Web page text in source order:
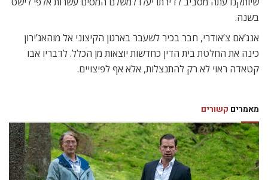
בשנה.
אנג’אם צ’אודרי, חבר בכיר לשעבר בארגון הקיצוני אל מוהאג’ירון
כינה את החלטת בית הדין כחדשות יוצאות מן הכלל. לדבריו אבו
קטאדה ראוי לא רק להתנצלות, אלא אף לפיצויים.
מאמרים קשורים